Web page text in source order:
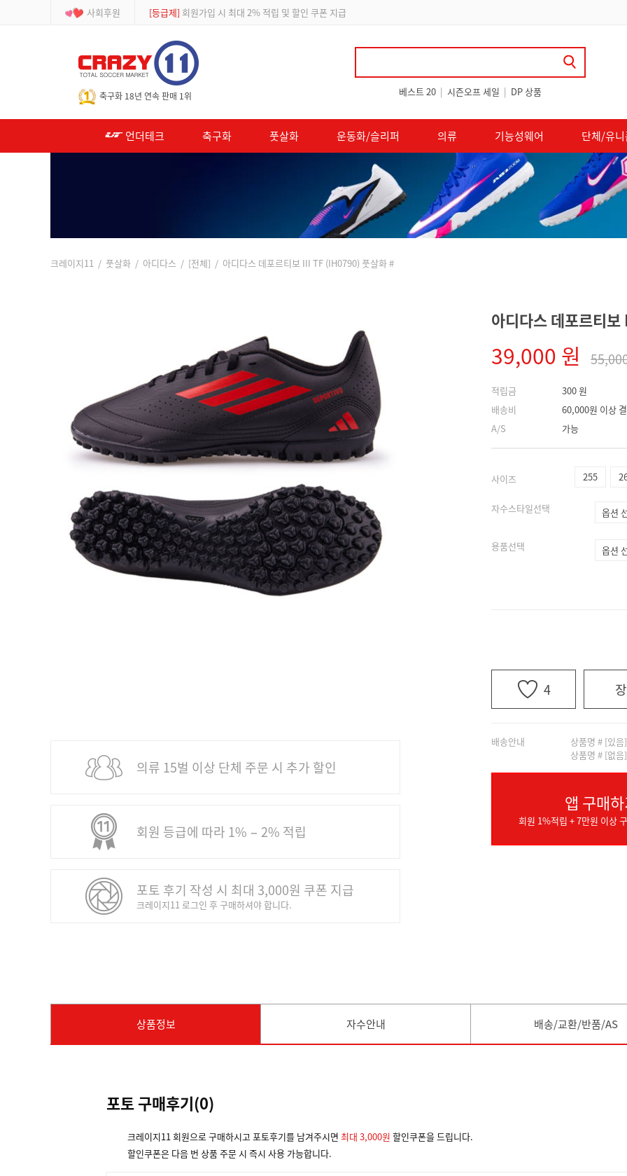
사회후원 [등급제] 회원가입 시 최대 2% 적립 및 할인 쿠폰 지급
축구화 18년 연속 판매 1위 베스트 20 | 시즌오프 세일 | DP 상품
언더테크 축구화 풋살화 운동화/슬리퍼 의류 기능성웨어 단체/유
크레이지11 / 풋살화 / 아디다스 / [전체] / 아디다스 데포르티보 III TF (IH0790) 풋살화 #
의류 15벌 이상 단체 주문 시 추가 할인
회원 등급에 따라 1% − 2% 적립
포토 후기 작성 시 최대 3,000원 쿠폰 지급
크레이지11 로그인 후 구매하셔야 합니다.
아디다스 데포르티
39,000 원
적립금
배송비
A/S
300 원
60,000원 이상
가능
사이즈 255
자수스타일선택
용품선택
4
배송안내
상품명 # [있
상품명 # [없
앱 구매
회원 1%적립 + 7만원 이상
상품정보 자수안내 배송/교환/반품/AS
포토 구매후기(0)
크레이지11 회원으로 구매하시고 포토후기를 남겨주시면 최대 3,000원 할인쿠폰을 드립니다.
할인쿠폰은 다음 번 상품 주문 시 즉시 사용 가능합니다.